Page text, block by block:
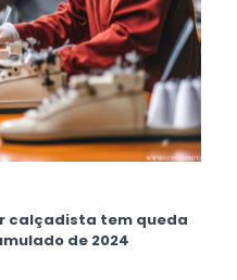
calçadista tem queda
de 2024